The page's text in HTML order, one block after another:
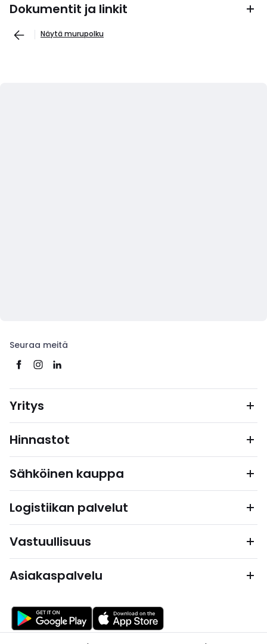
Dokumentit ja linkit
Näytä murupolku
Seuraa meitä
Yritys
Hinnastot
Sähköinen kauppa
Logistiikan palvelut
Vastuullisuus
Asiakaspalvelu